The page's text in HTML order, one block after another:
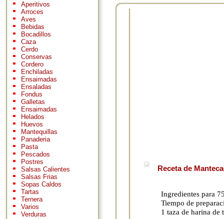
Aperitivos
Arroces
Aves
Bebidas
Bocadillos
Caza
Cerdo
Conservas
Cordero
Enchiladas
Ensaimadas
Ensaladas
Fondus
Galletas
Ensaimadas
Helados
Huevos
Mantequillas
Panaderia
Pasta
Pescados
Postres
Salsas Calientes
Salsas Frias
Sopas Caldos
Tartas
Ternera
Varios
Verduras
Receta de
Ingredientes para
Tiempo de
1 taza de harina de